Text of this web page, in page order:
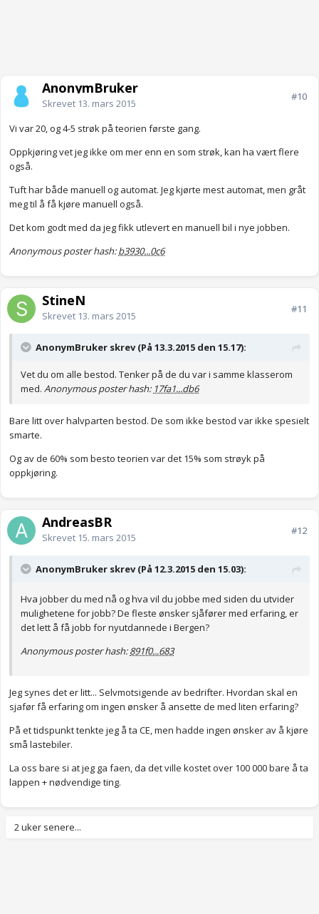
AnonymBruker
Skrevet 13. mars 2015
#10
Vi var 20, og 4-5 strøk på teorien første gang.
Oppkjøring vet jeg ikke om mer enn en som strøk, kan ha vært flere
også.
Tuft har både manuell og automat. Jeg kjørte mest automat, men gråt
meg til å få kjøre manuell også.
Det kom godt med da jeg fikk utlevert en manuell bil i nye jobben.
Anonymous poster hash:b3930...0c6
StineN
Skrevet 13. mars 2015
#11
AnonymBruker skrev (På 13.3.2015 den 15.17):
Vet du om alle bestod. Tenker på de du var i samme klasserom
med. Anonymous poster hash: 17fa1...db6
Bare litt over halvparten bestod. De som ikke bestod var ikke spesielt
smarte.
Og av de 60% som besto teorien var det 15% som strøyk på
oppkjøring.
AndreasBR
Skrevet 15. mars 2015
#12
AnonymBruker skrev (På 12.3.2015 den 15.03):
Hva jobber du med nå og hva vil du jobbe med siden du utvider
mulighetene for jobb? De fleste ønsker sjåfører med erfaring, er
det lett å få jobb for nyutdannede i Bergen?
Anonymous poster hash:891f0...683
Jeg synes det er litt... Selvmotsigende av bedrifter. Hvordan skal en
sjafør få erfaring om ingen ønsker å ansette de med liten erfaring?
På et tidspunkt tenkte jeg å ta CE, men hadde ingen ønsker av å kjøre
små lastebiler.
La oss bare si at jeg ga faen, da det ville kostet over 100 000 bare å ta
lappen + nødvendige ting.
2 uker senere...